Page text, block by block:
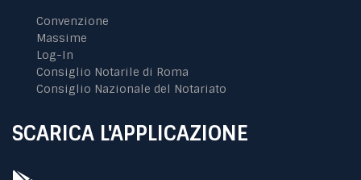
Convenzione
Massime
Log-In
Consiglio Notarile di Roma
Consiglio Nazionale del Notariato
SCARICA L'APPLICAZIONE